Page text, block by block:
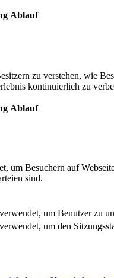
Ablauf
zu verstehen, wie
kontinuierlich zu
Ablauf
um Besuchern auf
sind.
um Benutzer zu
um den